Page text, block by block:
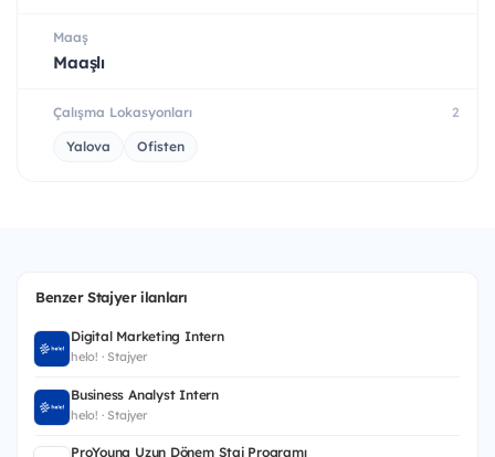
Maaş
Maaşlı
Çalışma Lokasyonları 2
Yalova Ofisten
Benzer Stajyer ilanları
Digital Marketing Intern
helo! · Stajyer
Business Analyst Intern
helo! · Stajyer
ProYoung Uzun Dönem Staj Programı